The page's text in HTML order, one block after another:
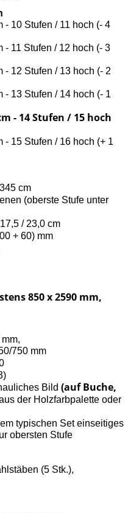
- 10 Stufen / 11 hoch (- 4
- 11 Stufen / 12 hoch (- 3
- 12 Stufen / 13 hoch (- 2
- 13 Stufen / 14 hoch (- 1
- 14 Stufen / 15 hoch
- 15 Stufen / 16 hoch (+ 1
cm
(oberste Stufe unter
/ 23,0 cm
+ 60) mm
850 x 2590 mm,
750 mm
Bild (auf Buche,
der Holzfarbpalette oder
typischen Set einseitiges
obersten Stufe
(5 Stk.),